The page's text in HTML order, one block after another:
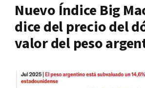
Nuevo Índice Big
dice del precio del
valor del peso